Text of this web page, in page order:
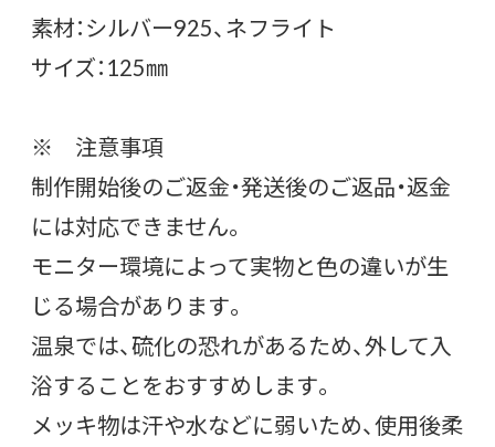
素材：シルバー925、ネフライト
サイズ：125㎜
※ 注意事項
制作開始後のご返金・発送後のご返品・返金
には対応できません。
モニター環境によって実物と色の違いが生
じる場合があります。
温泉では、硫化の恐れがあるため、外して入
浴することをおすすめします。
メッキ物は汗や水などに弱いため、使用後柔